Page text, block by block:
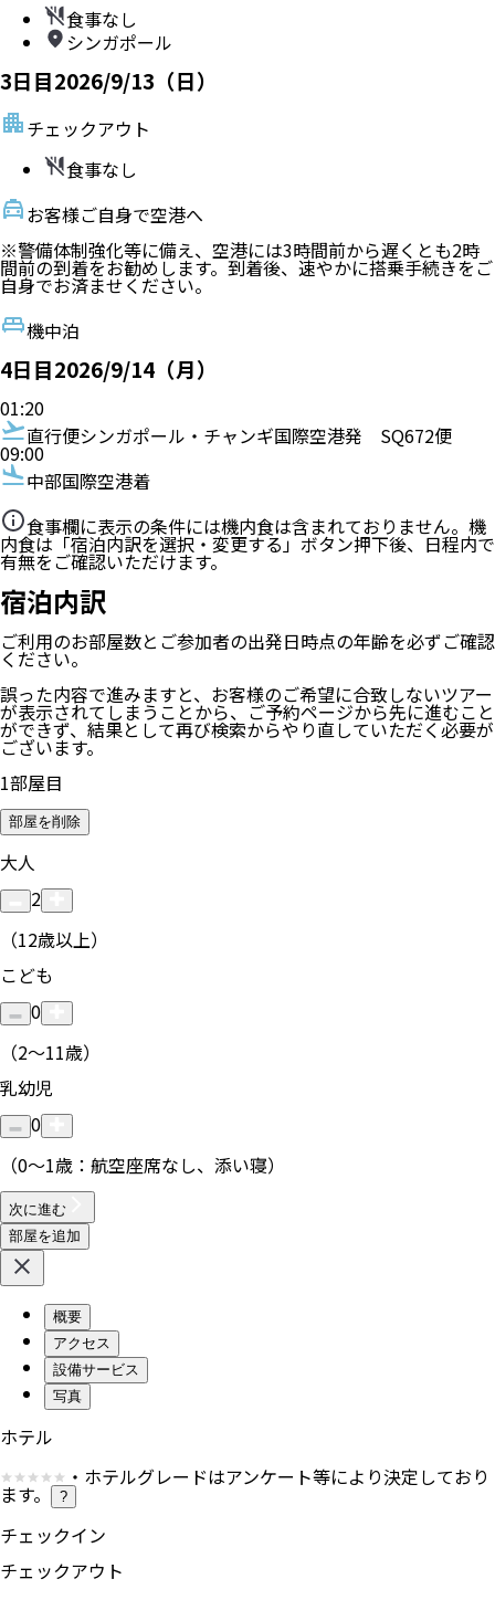
食事なし
シンガポール
3日目2026/9/13（日）
チェックアウト
食事なし
お客様ご自身で空港へ
※警備体制強化等に備え、空港には3時間前から遅くとも2時
間前の到着をお勧めします。到着後、速やかに搭乗手続きをご
自身でお済ませください。
機中泊
4日目2026/9/14（月）
01:20
直行便シンガポール・チャンギ国際空港発 SQ672便
09:00
中部国際空港着
食事欄に表示の条件には機内食は含まれておりません。機
内食は「宿泊内訳を選択・変更する」ボタン押下後、日程内で
有無をご確認いただけます。
宿泊内訳
ご利用のお部屋数とご参加者の出発日時点の年齢を必ずご確認
ください。
誤った内容で進みますと、お客様のご希望に合致しないツアー
が表示されてしまうことから、ご予約ページから先に進むこと
ができず、結果として再び検索からやり直していただく必要が
ございます。
1部屋目
部屋を削除
大人
2
（12歳以上）
こども
0
（2〜11歳）
乳幼児
0
（0〜1歳：航空座席なし、添い寝）
次に進む
部屋を追加
概要
アクセス
設備サービス
写真
ホテル
・ホテルグレードはアンケート等により決定しており
ます。 ?
チェックイン
チェックアウト